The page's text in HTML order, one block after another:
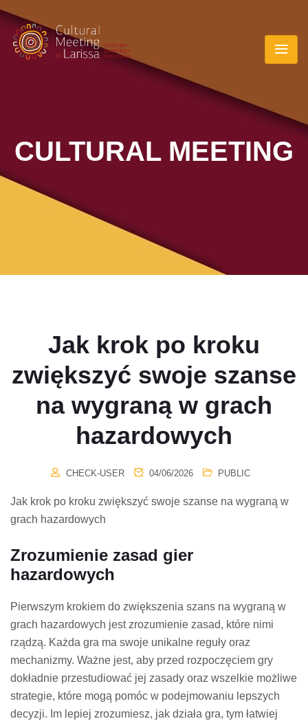
CULTURAL MEETING
Jak krok po kroku
zwiększyć swoje szanse
na wygraną w grach
hazardowych
CHECK-USER 04/06/2026 PUBLIC
Jak krok po kroku zwiększyć swoje szanse na wygraną w
grach hazardowych
Zrozumienie zasad gier
hazardowych
Pierwszym krokiem do zwiększenia szans na wygraną w
grach hazardowych jest zrozumienie zasad, które nimi
rządzą. Każda gra ma swoje unikalne reguły oraz
mechanizmy. Ważne jest, aby przed rozpoczęciem gry
dokładnie przestudiować jej zasady oraz wszelkie możliwe
strategie, które mogą pomóc w podejmowaniu lepszych
decyzji. Im lepiej zrozumiesz, jak działa gra, tym łatwiej